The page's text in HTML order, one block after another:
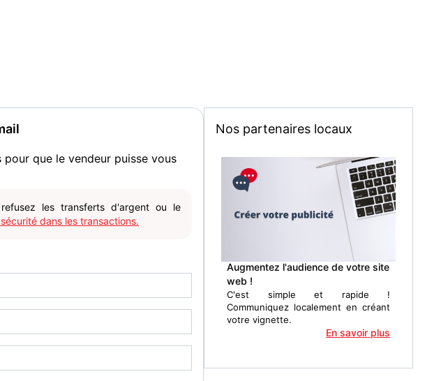
que le vendeur puisse vous
les transferts d'argent ou le
dans les transactions.
Nos partenaires locaux
Augmentez l'audience de votre site
web !
C'est simple et rapide !
Communiquez localement en créant
votre vignette.
En savoir plus